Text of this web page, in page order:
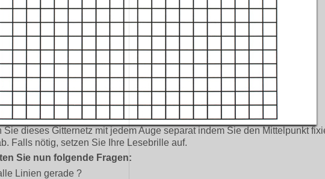
Sie dieses Gitternetz mit jedem Auge separat indem Sie den Mittelpunkt
Falls nötig, setzen Sie Ihre Lesebrille auf.
Sie nun folgende Fragen:
Linien gerade ?